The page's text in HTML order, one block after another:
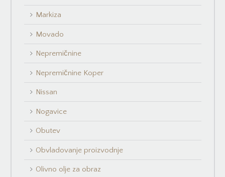
Markiza
Movado
Nepremičnine
Nepremičnine Koper
Nissan
Nogavice
Obutev
Obvladovanje proizvodnje
Olivno olje za obraz